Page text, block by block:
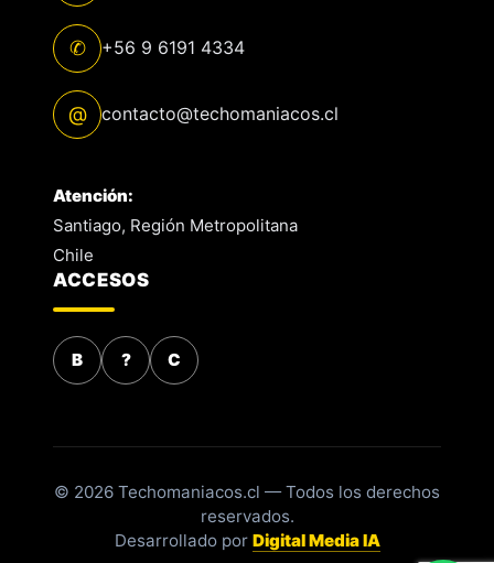
✆ +56 9 6191 4334
@ contacto@techomaniacos.cl
Atención:
Santiago, Región Metropolitana
Chile
ACCESOS
B ? C
© 2026 Techomaniacos.cl — Todos los derechos
reservados.
Desarrollado por Digital Media IA